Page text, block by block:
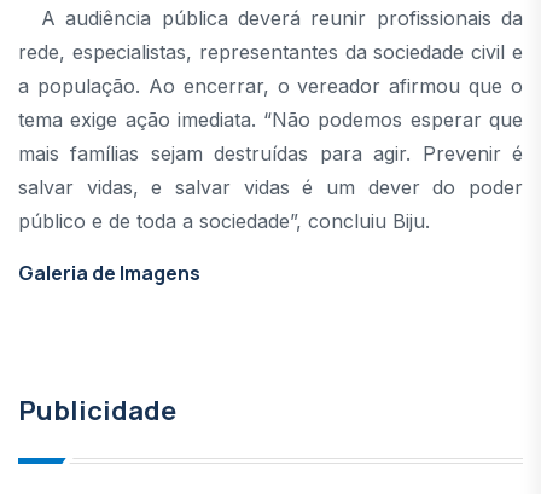
A audiência pública deverá reunir profissionais da
rede, especialistas, representantes da sociedade civil e
a população. Ao encerrar, o vereador afirmou que o
tema exige ação imediata. “Não podemos esperar que
mais famílias sejam destruídas para agir. Prevenir é
salvar vidas, e salvar vidas é um dever do poder
público e de toda a sociedade”, concluiu Biju.
Galeria de Imagens
Publicidade